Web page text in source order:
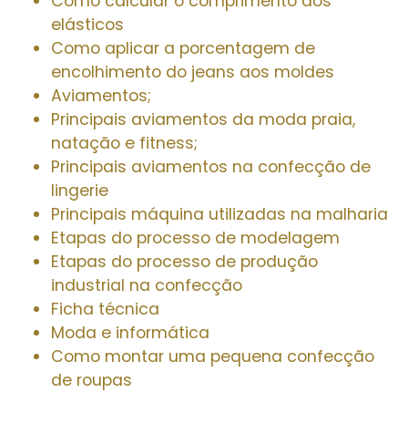
elásticos
Como aplicar a porcentagem de
encolhimento do jeans aos moldes
Aviamentos;
Principais aviamentos da moda praia,
natação e fitness;
Principais aviamentos na confecção de
lingerie
Principais máquina utilizadas na malharia
Etapas do processo de modelagem
Etapas do processo de produção
industrial na confecção
Ficha técnica
Moda e informática
Como montar uma pequena confecção
de roupas